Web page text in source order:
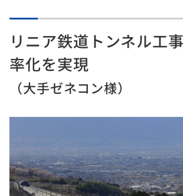
リニア鉄道トンネル工
率化を実現
（大手ゼネコン様）